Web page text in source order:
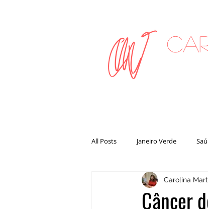
All Posts Janeiro Verde
Câncer
Carolina